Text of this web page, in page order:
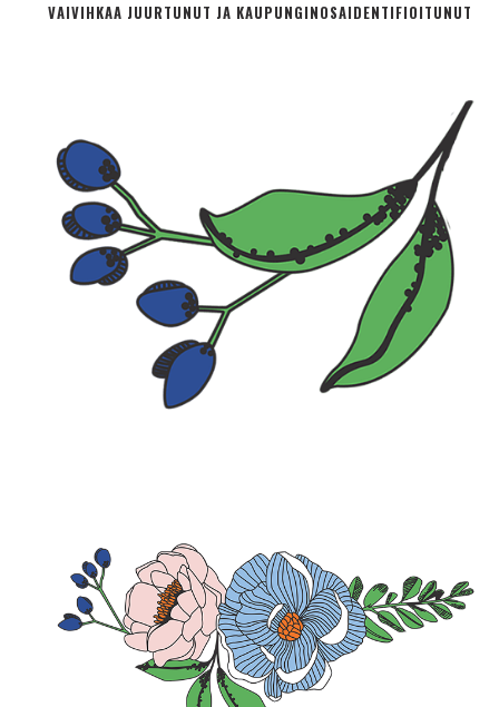
VAIVIHKAA JUURTUNUT JA KAUPUNGINOSA­IDENTIFIOITUNUT